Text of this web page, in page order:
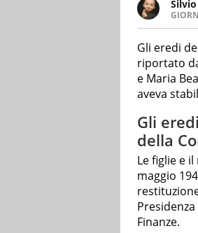
Gli eredi
riportato
e Maria
aveva
Gli
della
Le figlie e
maggio
Finanze.